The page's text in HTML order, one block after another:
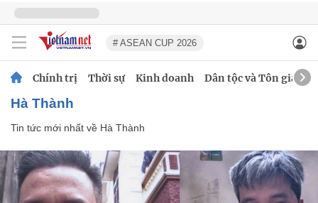
# ASEAN CUP 2026
Chính trị Thời sự Kinh doanh Dân tộc và Tôn giáo
Hà Thành
Tin tức mới nhất về Hà Thành